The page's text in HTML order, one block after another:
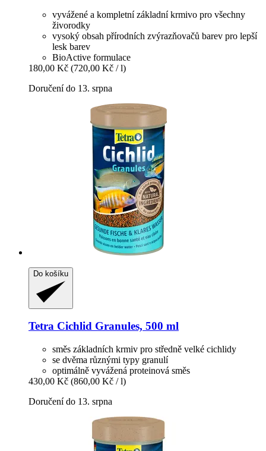
vyvážené a kompletní základní krmivo pro všechny
živorodky
vysoký obsah přírodních zvýrazňovačů barev pro lepší
lesk barev
BioActive formulace
180,00 Kč (720,00 Kč / l)
Doručení do 13. srpna
Do košíku
Tetra Cichlid Granules, 500 ml
směs základních krmiv pro středně velké cichlidy
se dvěma různými typy granulí
optimálně vyvážená proteinová směs
430,00 Kč (860,00 Kč / l)
Doručení do 13. srpna